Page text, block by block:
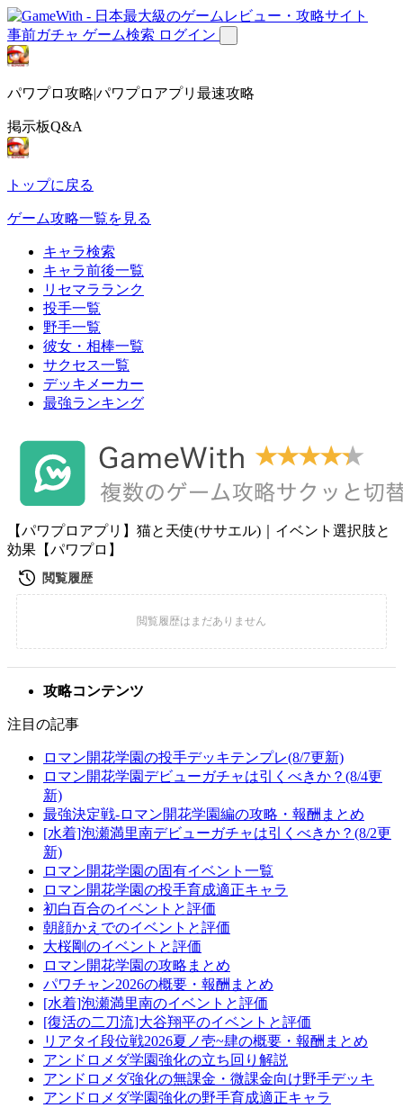
事前ガチャ ゲーム検索 ログイン
パワプロ攻略|パワプロアプリ最速攻略
掲示板Q&A
トップに戻る
ゲーム攻略一覧を見る
キャラ検索
キャラ前後一覧
リセマラランク
投手一覧
野手一覧
彼女・相棒一覧
サクセス一覧
デッキメーカー
最強ランキング
【パワプロアプリ】猫と天使(ササエル)｜イベント選択肢と
効果【パワプロ】
攻略コンテンツ
注目の記事
ロマン開花学園の投手デッキテンプレ(8/7更新)
ロマン開花学園デビューガチャは引くべきか？(8/4更
新)
最強決定戦-ロマン開花学園編の攻略・報酬まとめ
[水着]泡瀬満里南デビューガチャは引くべきか？(8/2更
新)
ロマン開花学園の固有イベント一覧
ロマン開花学園の投手育成適正キャラ
初白百合のイベントと評価
朝顔かえでのイベントと評価
大桜剛のイベントと評価
ロマン開花学園の攻略まとめ
パワチャン2026の概要・報酬まとめ
[水着]泡瀬満里南のイベントと評価
[復活の二刀流]大谷翔平のイベントと評価
リアタイ段位戦2026夏ノ壱~肆の概要・報酬まとめ
アンドロメダ学園強化の立ち回り解説
アンドロメダ強化の無課金・微課金向け野手デッキ
アンドロメダ学園強化の野手育成適正キャラ